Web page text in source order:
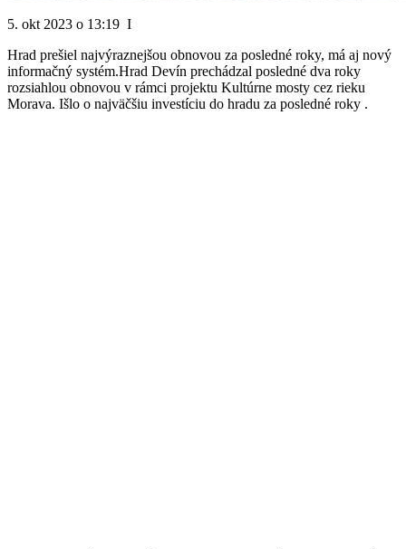
5. okt 2023 o 13:19 I
Hrad prešiel najvýraznejšou obnovou za posledné roky, má aj nový
informačný systém.Hrad Devín prechádzal posledné dva roky
rozsiahlou obnovou v rámci projektu Kultúrne mosty cez rieku
Morava. Išlo o najväčšiu investíciu do hradu za posledné roky .